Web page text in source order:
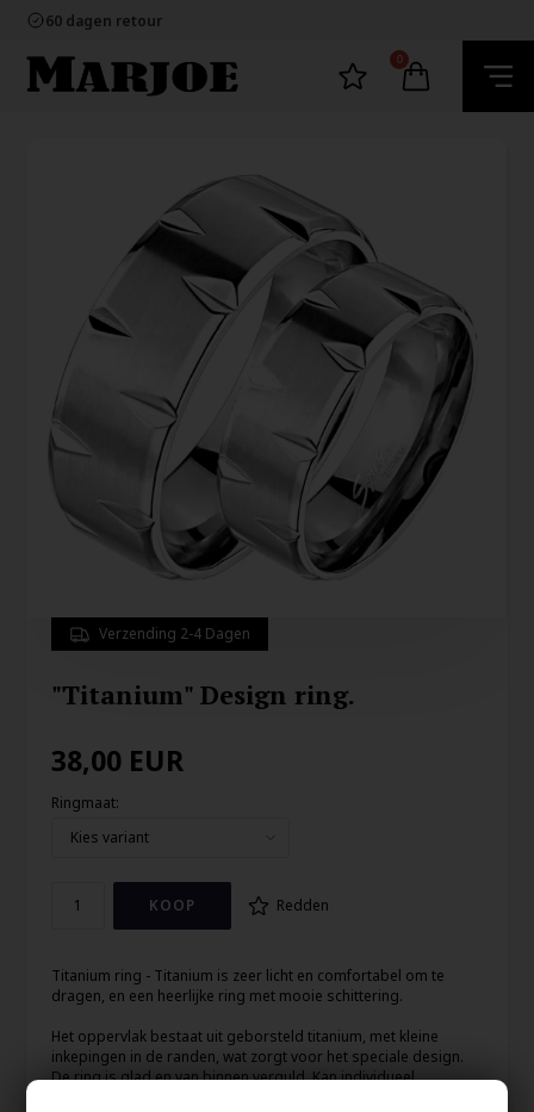
60 dagen retour
Ecommerce Europe
100% nikkelvrij sieraden
60 dagen retour
0
Verzending 2-4 Dagen
"Titanium" Design ring.
38,00 EUR
Ringmaat:
Redden
Titanium ring - Titanium is zeer licht en comfortabel om te
dragen, en een heerlijke ring met mooie schittering.
Het oppervlak bestaat uit geborsteld titanium, met kleine
inkepingen in de randen, wat zorgt voor het speciale design.
De ring is glad en van binnen verguld. Kan individueel